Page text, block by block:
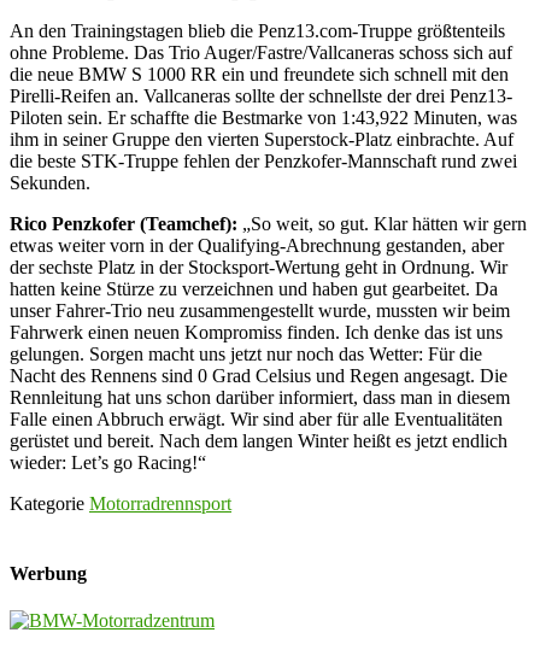
An den Trainingstagen blieb die Penz13.com-Truppe größtenteils
ohne Probleme. Das Trio Auger/Fastre/Vallcaneras schoss sich auf
die neue BMW S 1000 RR ein und freundete sich schnell mit den
Pirelli-Reifen an. Vallcaneras sollte der schnellste der drei Penz13-
Piloten sein. Er schaffte die Bestmarke von 1:43,922 Minuten, was
ihm in seiner Gruppe den vierten Superstock-Platz einbrachte. Auf
die beste STK-Truppe fehlen der Penzkofer-Mannschaft rund zwei
Sekunden.
Rico Penzkofer (Teamchef): „So weit, so gut. Klar hätten wir gern
etwas weiter vorn in der Qualifying-Abrechnung gestanden, aber
der sechste Platz in der Stocksport-Wertung geht in Ordnung. Wir
hatten keine Stürze zu verzeichnen und haben gut gearbeitet. Da
unser Fahrer-Trio neu zusammengestellt wurde, mussten wir beim
Fahrwerk einen neuen Kompromiss finden. Ich denke das ist uns
gelungen. Sorgen macht uns jetzt nur noch das Wetter: Für die
Nacht des Rennens sind 0 Grad Celsius und Regen angesagt. Die
Rennleitung hat uns schon darüber informiert, dass man in diesem
Falle einen Abbruch erwägt. Wir sind aber für alle Eventualitäten
gerüstet und bereit. Nach dem langen Winter heißt es jetzt endlich
wieder: Let’s go Racing!“
Kategorie Motorradrennsport
Werbung